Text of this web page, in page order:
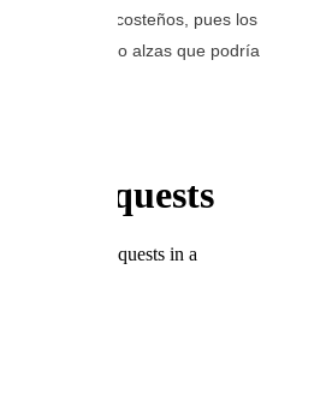
familiar de los costeños, pues los
experimentando alzas que podría